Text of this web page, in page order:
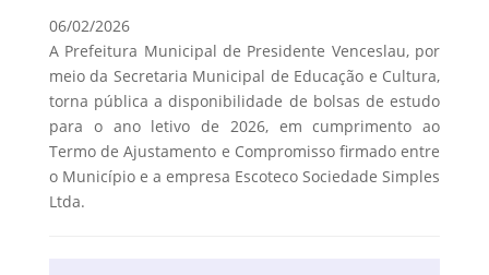
06/02/2026
A Prefeitura Municipal de Presidente Venceslau, por
meio da Secretaria Municipal de Educação e Cultura,
torna pública a disponibilidade de bolsas de estudo
para o ano letivo de 2026, em cumprimento ao
Termo de Ajustamento e Compromisso firmado entre
o Município e a empresa Escoteco Sociedade Simples
Ltda.